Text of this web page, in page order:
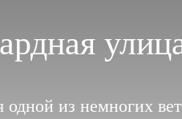
из немногих